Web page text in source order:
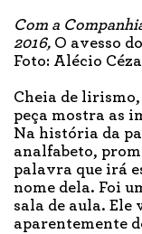
Com a
2016, O avesso
Foto: Alécio
Cheia de
peça mostra as
Na história da
analfabeto,
palavra que irá
nome dela. Foi
sala de aula.
aparentemente